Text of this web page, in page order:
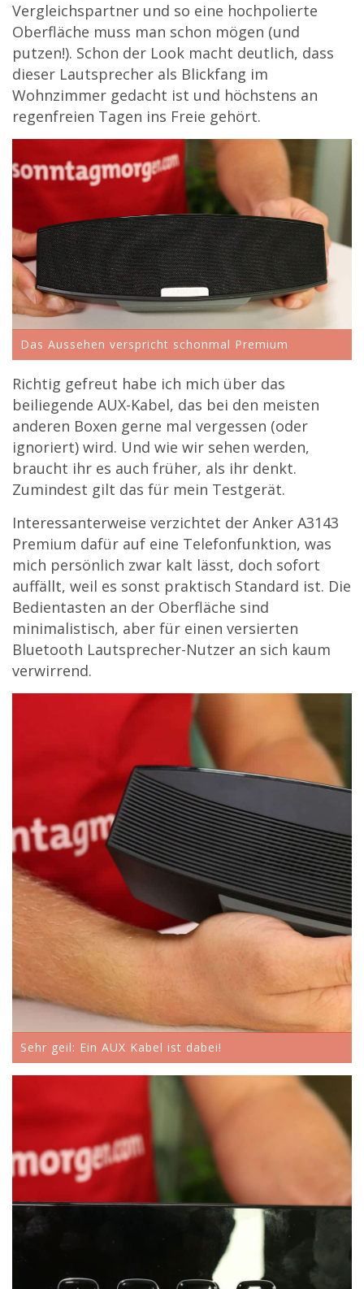
Vergleichspartner und so eine hochpolierte
Oberfläche muss man schon mögen (und
putzen!). Schon der Look macht deutlich, dass
dieser Lautsprecher als Blickfang im
Wohnzimmer gedacht ist und höchstens an
regenfreien Tagen ins Freie gehört.
Das Aussehen verspricht schonmal Premium
Richtig gefreut habe ich mich über das
beiliegende AUX-Kabel, das bei den meisten
anderen Boxen gerne mal vergessen (oder
ignoriert) wird. Und wie wir sehen werden,
braucht ihr es auch früher, als ihr denkt.
Zumindest gilt das für mein Testgerät.
Interessanterweise verzichtet der Anker A3143
Premium dafür auf eine Telefonfunktion, was
mich persönlich zwar kalt lässt, doch sofort
auffällt, weil es sonst praktisch Standard ist. Die
Bedientasten an der Oberfläche sind
minimalistisch, aber für einen versierten
Bluetooth Lautsprecher-Nutzer an sich kaum
verwirrend.
Sehr geil: Ein AUX Kabel ist dabei!